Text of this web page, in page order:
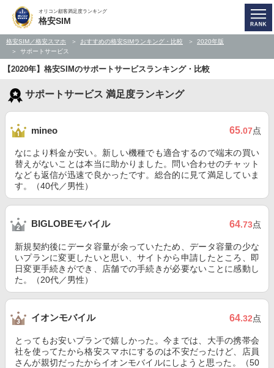
オリコン顧客満足度ランキング
格安SIM
格安SIM／格安スマホ おすすめの格安SIMランキング・比較
2020年版
サポートサービス
【2020年】格安SIMのサポートサービスランキング・比較
サポートサービス 満足度ランキング
mineo 65.07点
なにより料金が安い。新しい機種でも適合するので端末の買い
替えがないことは本当に助かりました。問い合わせのチャット
なども返信が迅速で良かったです。総合的に見て満足していま
す。（40代／男性）
BIGLOBEモバイル 64.73点
新規契約後にデータ容量が余っていたため、データ容量の少な
いプランに変更したいと思い、サイトから申請したところ、即
日変更手続きができ、店舗での手続きが必要ないことに感動し
た。（20代／男性）
イオンモバイル 64.32点
とってもお安いプランで嬉しかった。今までは、大手の携帯会
社を使ってたから格安スマホにするのは不安だったけど、店員
さんが親切だったからイオンモバイルにしようと思った。（50